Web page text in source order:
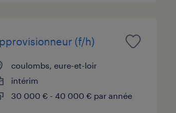
(f/h)
coulombs, eure-et-loir
intérim
30 000 € - 40 000 € par année